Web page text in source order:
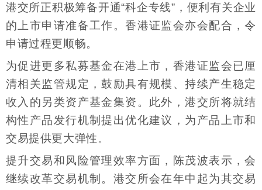
港交所正积极筹备开通“科企专线”，便利有关企业
的上市申请准备工作。香港证监会亦会配合，令
申请过程更顺畅。
为促进更多私募基金在港上市，香港证监会已厘
清相关监管规定，鼓励具有规模、持续产生稳定
收入的另类资产基金集资。此外，港交所将就结
构性产品发行机制提出优化建议，为产品上市和
交易提供更大弹性。
提升交易和风险管理效率方面，陈茂波表示，会
继续改革交易机制。港交所会在年中起为其交易